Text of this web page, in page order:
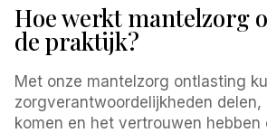
Hoe werkt mantelzorg
de praktijk?
Met onze mantelzorg ontlasting
zorgverantwoordelijkheden delen,
komen en het vertrouwen hebben